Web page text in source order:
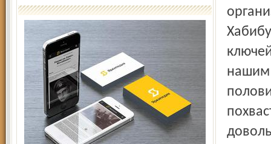
нашим